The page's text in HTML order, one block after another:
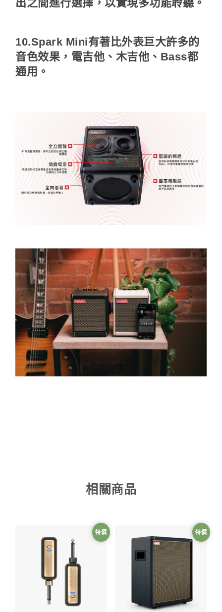
出之間進行選擇，以實現多功能聆聽。
10.Spark Mini有著比外表巨大許多的
音色效果，電吉他、木吉他、Bass都
通用。
相關商品
特價 特價